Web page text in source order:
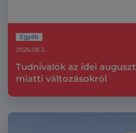
Egyéb
Tudnivalók az idei
miatti változásokról
2026.08.3.